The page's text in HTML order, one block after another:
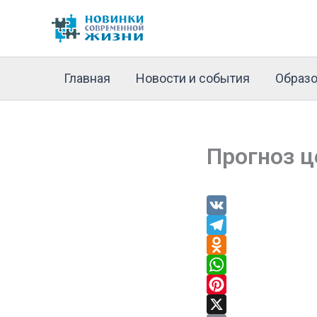
Главная Новости и события
Прогноз
V
KT
e
l
e
O
d
n
W
h
P